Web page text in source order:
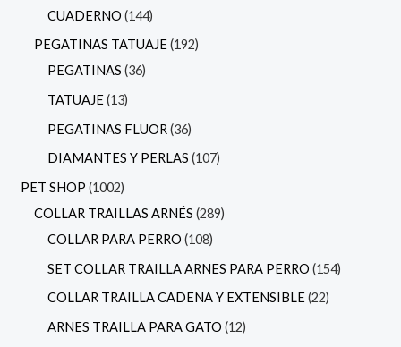
CUADERNO 144
PEGATINAS TATUAJE 192
PEGATINAS 36
TATUAJE 13
PEGATINAS FLUOR 36
DIAMANTES Y PERLAS 107
PET SHOP 1002
COLLAR TRAILLAS ARNÉS 289
COLLAR PARA PERRO 108
SET COLLAR TRAILLA ARNES PARA PERRO 154
COLLAR TRAILLA CADENA Y EXTENSIBLE 22
ARNES TRAILLA PARA GATO 12